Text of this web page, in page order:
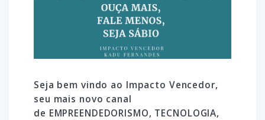
Seja bem vindo ao Impacto Vencedor,
seu mais novo canal
de EMPREENDEDORISMO, TECNOLOGIA,